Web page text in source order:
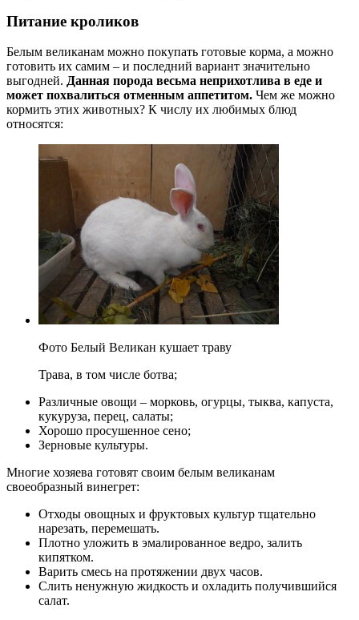
Питание кроликов
Белым великанам можно покупать готовые корма, а можно
готовить их самим – и последний вариант значительно
выгодней. Данная порода весьма неприхотлива в еде и
может похвалиться отменным аппетитом. Чем же можно
кормить этих животных? К числу их любимых блюд
относятся:
Фото Белый Великан кушает траву
Трава, в том числе ботва;
Различные овощи – морковь, огурцы, тыква, капуста,
кукуруза, перец, салаты;
Хорошо просушенное сено;
Зерновые культуры.
Многие хозяева готовят своим белым великанам
своеобразный винегрет:
Отходы овощных и фруктовых культур тщательно
нарезать, перемешать.
Плотно уложить в эмалированное ведро, залить
кипятком.
Варить смесь на протяжении двух часов.
Слить ненужную жидкость и охладить получившийся
салат.